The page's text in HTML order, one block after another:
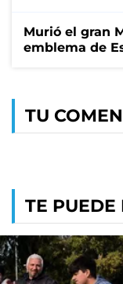
Murió el gran
emblema de
TU
TE PUEDE